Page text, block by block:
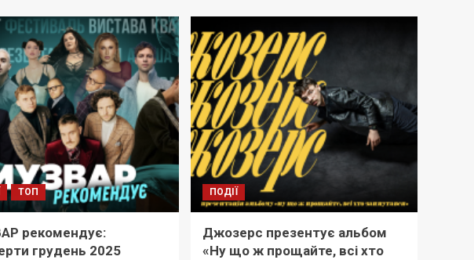
ТОП
рекомендує:
грудень 2025
ПОДІЇ
Джозерс презентує альбом
«Ну що ж прощайте, всі хто